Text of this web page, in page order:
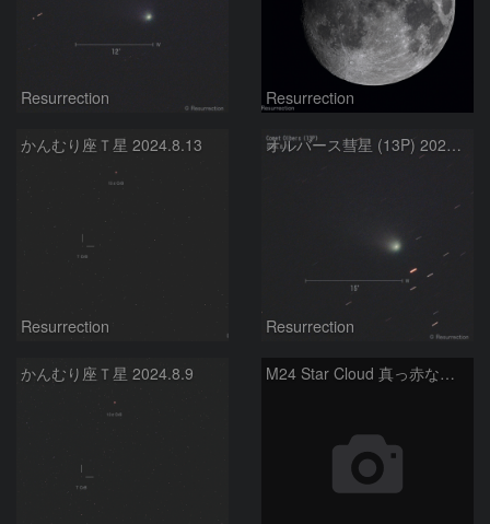
Resurrection Resurrection
かんむり座Ｔ星 2024.8.13
Resurrection
オルバース彗星 (13P) 2024.8.11
Resurrection
かんむり座Ｔ星 2024.8.9 M24 Star Cloud 真っ赤なバンビ